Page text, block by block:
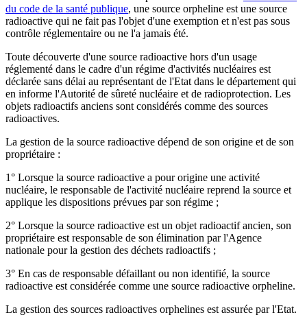
du code de la santé publique, une source orpheline est une source
radioactive qui ne fait pas l'objet d'une exemption et n'est pas sous
contrôle réglementaire ou ne l'a jamais été.
Toute découverte d'une source radioactive hors d'un usage
réglementé dans le cadre d'un régime d'activités nucléaires est
déclarée sans délai au représentant de l'Etat dans le département qui
en informe l'Autorité de sûreté nucléaire et de radioprotection. Les
objets radioactifs anciens sont considérés comme des sources
radioactives.
La gestion de la source radioactive dépend de son origine et de son
propriétaire :
1° Lorsque la source radioactive a pour origine une activité
nucléaire, le responsable de l'activité nucléaire reprend la source et
applique les dispositions prévues par son régime ;
2° Lorsque la source radioactive est un objet radioactif ancien, son
propriétaire est responsable de son élimination par l'Agence
nationale pour la gestion des déchets radioactifs ;
3° En cas de responsable défaillant ou non identifié, la source
radioactive est considérée comme une source radioactive orpheline.
La gestion des sources radioactives orphelines est assurée par l'Etat.